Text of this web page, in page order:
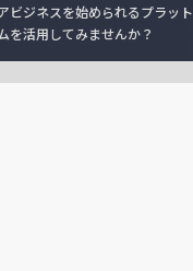
ビジネスを始められるプラット
を活用してみませんか？